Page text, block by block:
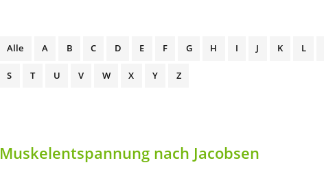
Alle A B C D E F G H I J K L
S T U V W X Y Z
Muskelentspannung nach Jacobsen